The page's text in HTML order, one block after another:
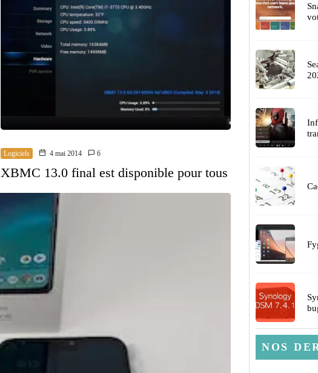
Logiciels 4 mai 2014 6
XBMC 13.0 final est disponible pour tous
NOS